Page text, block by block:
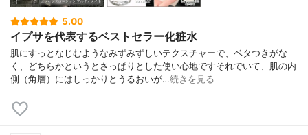
5.00
イプサを代表するベストセラー化粧水
肌にすっとなじむようなみずみずしいテクスチャーで、ベタつきがな
く、どちらかというとさっぱりとした使い心地ですそれでいて、肌の内
側（角層）にはしっかりとうるおいが…続きを見る